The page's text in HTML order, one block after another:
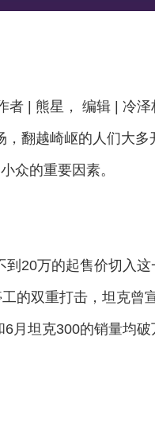
者 | 熊星， 编辑 | 冷
翻越崎岖的人们大
众的重要因素。
20万的起售价切入
的双重打击，坦克曾
月坦克300的销量均